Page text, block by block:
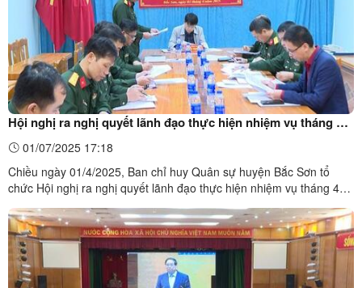
Hội nghị ra nghị quyết lãnh đạo thực hiện nhiệm vụ tháng 4
năm 2025
01/07/2025 17:18
Chiều ngày 01/4/2025, Ban chỉ huy Quân sự huyện Bắc Sơn tổ
chức Hội nghị ra nghị quyết lãnh đạo thực hiện nhiệm vụ tháng 4
viên Ban chấp hành Đảng bộ tỉnh, Bí thư Huyện ủy, Bí thư Đảng ủy
Quân sự huyện; về phía tỉnh có Đại tá Nguyễn Văn ...